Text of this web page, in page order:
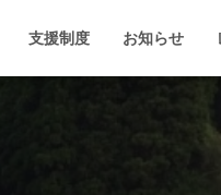
支援制度 お知らせ